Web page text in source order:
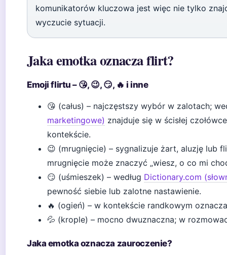
komunikatorów kluczowa jest więc nie tylko
wyczucie sytuacji.
Jaka emotka oznacza flirt?
Emoji flirtu – 😘, 😉, 😏, 🔥 i inne
😘 (całus) – najczęstszy wybór w zalotach;
marketingowe) znajduje się w ścisłej
kontekście.
😉 (mrugnięcie) – sygnalizuje żart, aluzję lub
mrugnięcie może znaczyć „wiesz, o co mi
😏 (uśmieszek) – według Dictionary.com
pewność siebie lub zalotne nastawienie.
🔥 (ogień) – w kontekście randkowym
💦 (krople) – mocno dwuznaczna; w
Jaka emotka oznacza zauroczenie?